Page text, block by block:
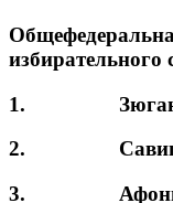
избирательного
1. Зюганов
2. Савицкая
3. Афонин